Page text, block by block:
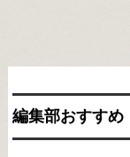
編集部おすすめ